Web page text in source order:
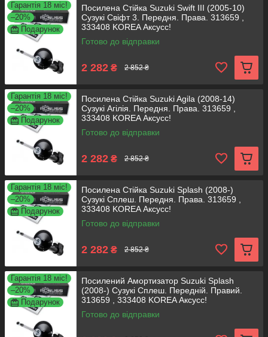
Гарантія 18 міс!
–20%
Подарунок
Посилена Стійка Suzuki Swift III (2005-10)
Сузукі Свіфт 3. Передня. Права. 313659 ,
333408 KOREA Аксусс!
Готово до відправки
2 282 ₴ 2 852 ₴
Гарантія 18 міс!
–20%
Подарунок
Посилена Стійка Suzuki Agila (2008-14)
Сузукі Агілія. Передня. Права. 313659 ,
333408 KOREA Аксусс!
Готово до відправки
2 282 ₴ 2 852 ₴
Гарантія 18 міс!
–20%
Подарунок
Посилена Стійка Suzuki Splash (2008-)
Сузукі Сплеш. Передня. Права. 313659 ,
333408 KOREA Аксусс!
Готово до відправки
2 282 ₴ 2 852 ₴
Гарантія 18 міс!
–20%
Подарунок
Посилений Амортизатор Suzuki Splash
(2008-) Сузукі Сплеш. Передній. Правий.
313659 , 333408 KOREA Аксусс!
Готово до відправки